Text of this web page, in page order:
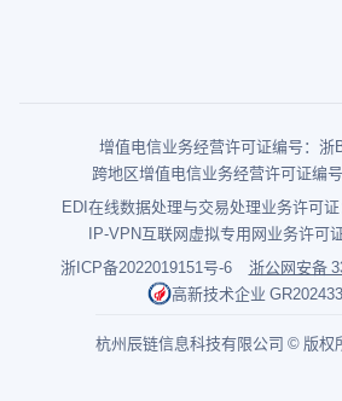
增值电信业务经营许可证编号：浙
跨地区增值电信业务经营许可证编
EDI在线数据处理与交易处理业务许可
IP-VPN互联网虚拟专用网业务许可
浙ICP备2022019151号-6
浙公网安备
高新技术企业
杭州辰链信息科技有限公司 © 版权